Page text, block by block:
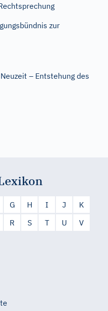
zur
– Entstehung des
G H I J
K
R S T U
V